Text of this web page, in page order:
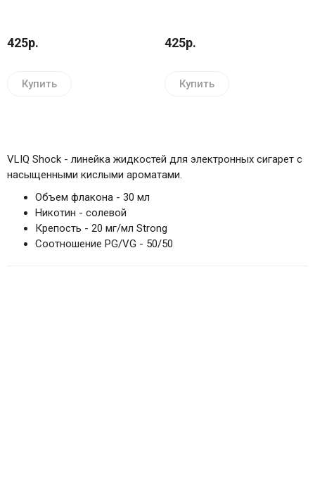
425р.
Купить
425р.
Купить
VLIQ Shock - линейка жидкостей для электронных сигарет с
насыщенными кислыми ароматами.
Объем флакона - 30 мл
Никотин - солевой
Крепость - 20 мг/мл Strong
Соотношение PG/VG - 50/50